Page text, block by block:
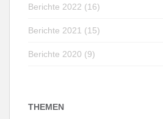
Berichte 2022 (16)
Berichte 2021 (15)
Berichte 2020 (9)
THEMEN